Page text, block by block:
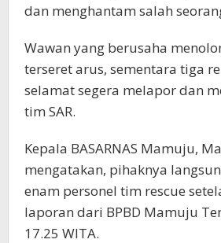
dan menghantam salah
Wawan yang berusaha
terseret arus, sementara tiga
selamat segera melapor dan
tim SAR.
Kepala BASARNAS Mamuju,
mengatakan, pihaknya
enam personel tim rescue
laporan dari BPBD Mamuju
17.25 WITA.